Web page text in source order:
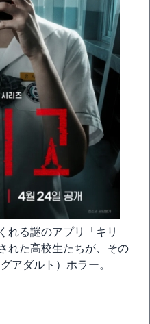
れる謎のアプリ「キリ
れた高校生たちが、その
アダルト）ホラー。